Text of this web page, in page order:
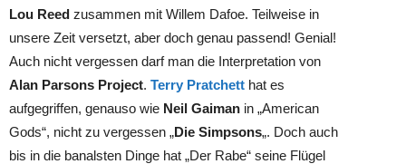
Lou Reed zusammen mit Willem Dafoe. Teilweise in
unsere Zeit versetzt, aber doch genau passend! Genial!
Auch nicht vergessen darf man die Interpretation von
Alan Parsons Project. Terry Pratchett hat es
aufgegriffen, genauso wie Neil Gaiman in „American
Gods“, nicht zu vergessen „Die Simpsons„. Doch auch
bis in die banalsten Dinge hat „Der Rabe“ seine Flügel